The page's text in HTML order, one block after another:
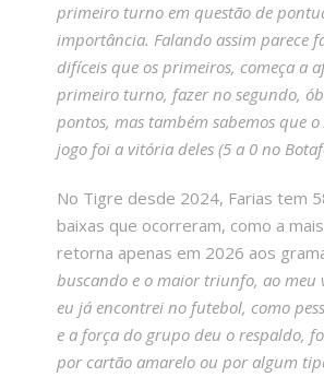
primeiro turno em questão de
importância. Falando assim parece
difíceis que os primeiros, começa a
primeiro turno, fazer no segundo,
pontos, mas também sabemos que
jogo foi a vitória deles (5 a 0 no
No Tigre desde 2024, Farias tem
baixas que ocorreram, como a
retorna apenas em 2026 aos
buscando e o maior triunfo, ao meu
eu já encontrei no futebol, como
e a força do grupo deu o respaldo,
por cartão amarelo ou por algum